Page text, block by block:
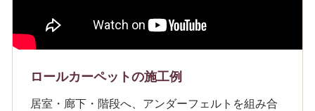
ロールカーペットの施工例
居室・廊下・階段へ、アンダーフェルトを組み合